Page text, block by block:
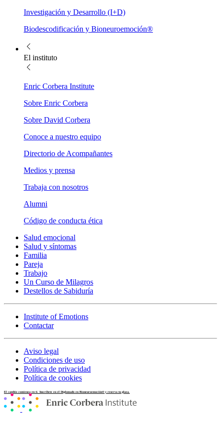
Investigación y Desarrollo (I+D)
Biodescodificación y Bioneuroemoción®
El instituto
Enric Corbera Institute
Sobre Enric Corbera
Sobre David Corbera
Conoce a nuestro equipo
Directorio de Acompañantes
Medios y prensa
Trabaja con nosotros
Alumni
Código de conducta ética
Salud emocional
Salud y síntomas
Familia
Pareja
Trabajo
Un Curso de Milagros
Destellos de Sabiduría
Institute of Emotions
Contactar
Aviso legal
Condiciones de uso
Política de privacidad
Política de cookies
El cambio comienza en ti. Inscríbete en el Diplomado en Bioneuroemoción® y reserva tu plaza.